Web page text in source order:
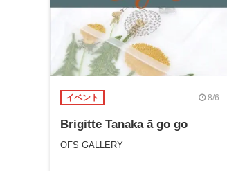
イベント 8/6
Brigitte Tanaka ā go go
OFS GALLERY